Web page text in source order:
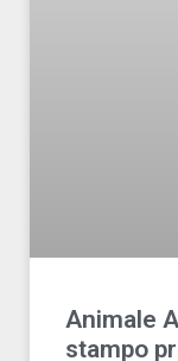
Animale
stampo